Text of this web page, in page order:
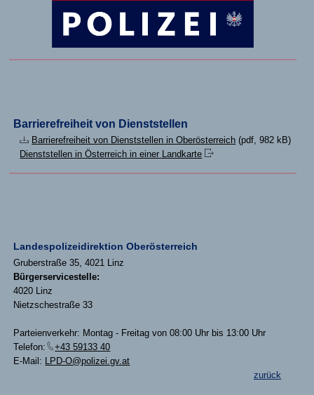
Barrierefreiheit von Dienststellen
Barrierefreiheit von Dienststellen in Oberösterreich (pdf, 982 kB)
Dienststellen in Österreich in einer Landkarte
Landespolizeidirektion Oberösterreich
Gruberstraße 35, 4021 Linz
Bürgerservicestelle:
4020 Linz
Nietzschestraße 33
Parteienverkehr: Montag - Freitag von 08:00 Uhr bis 13:00 Uhr
Telefon:
+43 59133 40
E-Mail: LPD-O@polizei.gv.at
zurück